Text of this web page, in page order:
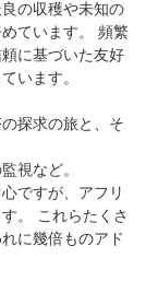
の収穫や未知の
ています。 頻繁
に基づいた友好
います。
探求の旅と、そ
視など。
ですが、アフリ
。 これらたくさ
に幾倍ものアド